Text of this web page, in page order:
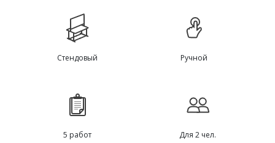
Стендовый Ручной
5 работ Для 2 чел.